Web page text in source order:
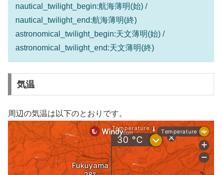
nautical_twilight_begin:航海薄明(始) /
nautical_twilight_end:航海薄明(終)
astronomical_twilight_begin:天文薄明(始) /
astronomical_twilight_end:天文薄明(終)
気温
周辺の気温は以下のとおりです。